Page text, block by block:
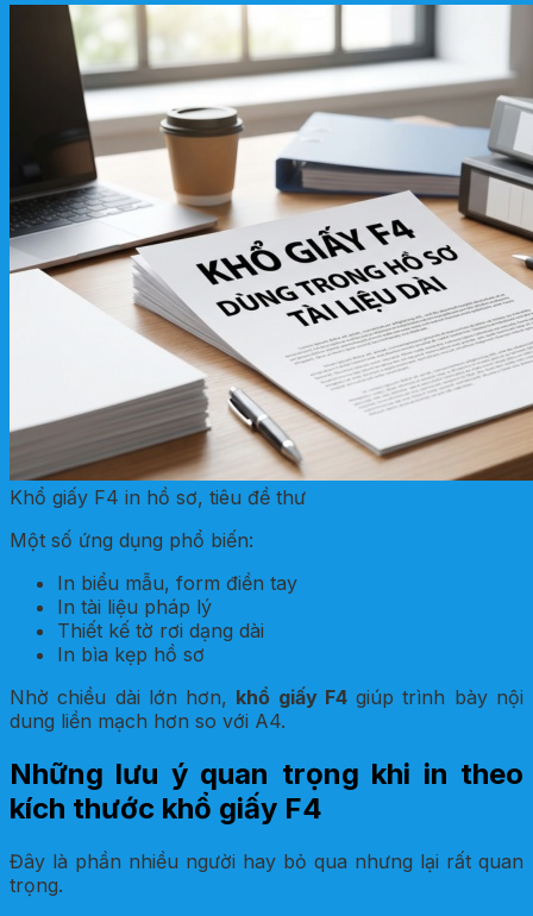
Khổ giấy F4 in hồ sơ, tiêu đề thư
Một số ứng dụng phổ biến:
In biểu mẫu, form điền tay
In tài liệu pháp lý
Thiết kế tờ rơi dạng dài
In bìa kẹp hồ sơ
Nhờ chiều dài lớn hơn, khổ giấy F4giúp trình bày nội
dung liền mạch hơn so với A4.
Những lưu ý quan trọng khi in theo
kích thước khổ giấy F4
Đây là phần nhiều người hay bỏ qua nhưng lại rất quan
trọng.